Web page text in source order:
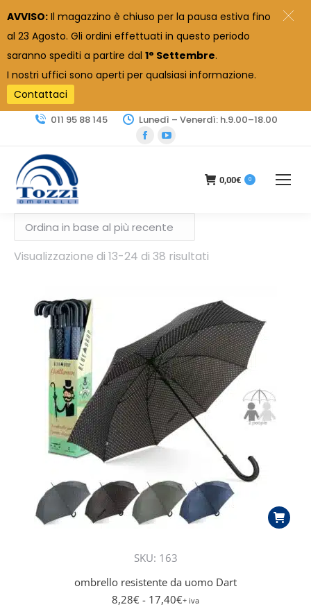
AVVISO: Il magazzino è chiuso per la pausa estiva fino
al 23 Agosto. Gli ordini effettuati in questo periodo
saranno spediti a partire dal 1° Settembre.
I nostri uffici sono aperti per qualsiasi informazione.
Contattaci
011 95 88 145 Lunedì – Venerdì: h.9.00–18.00
Facebook
window
YouTube
opens
window
0,00€ 0
Visualizzazione di 13-24 di 38 risultati
al
più
recente
SKU: 163
ombrello resistente da uomo Dart
8,28€ - 17,40€+ iva